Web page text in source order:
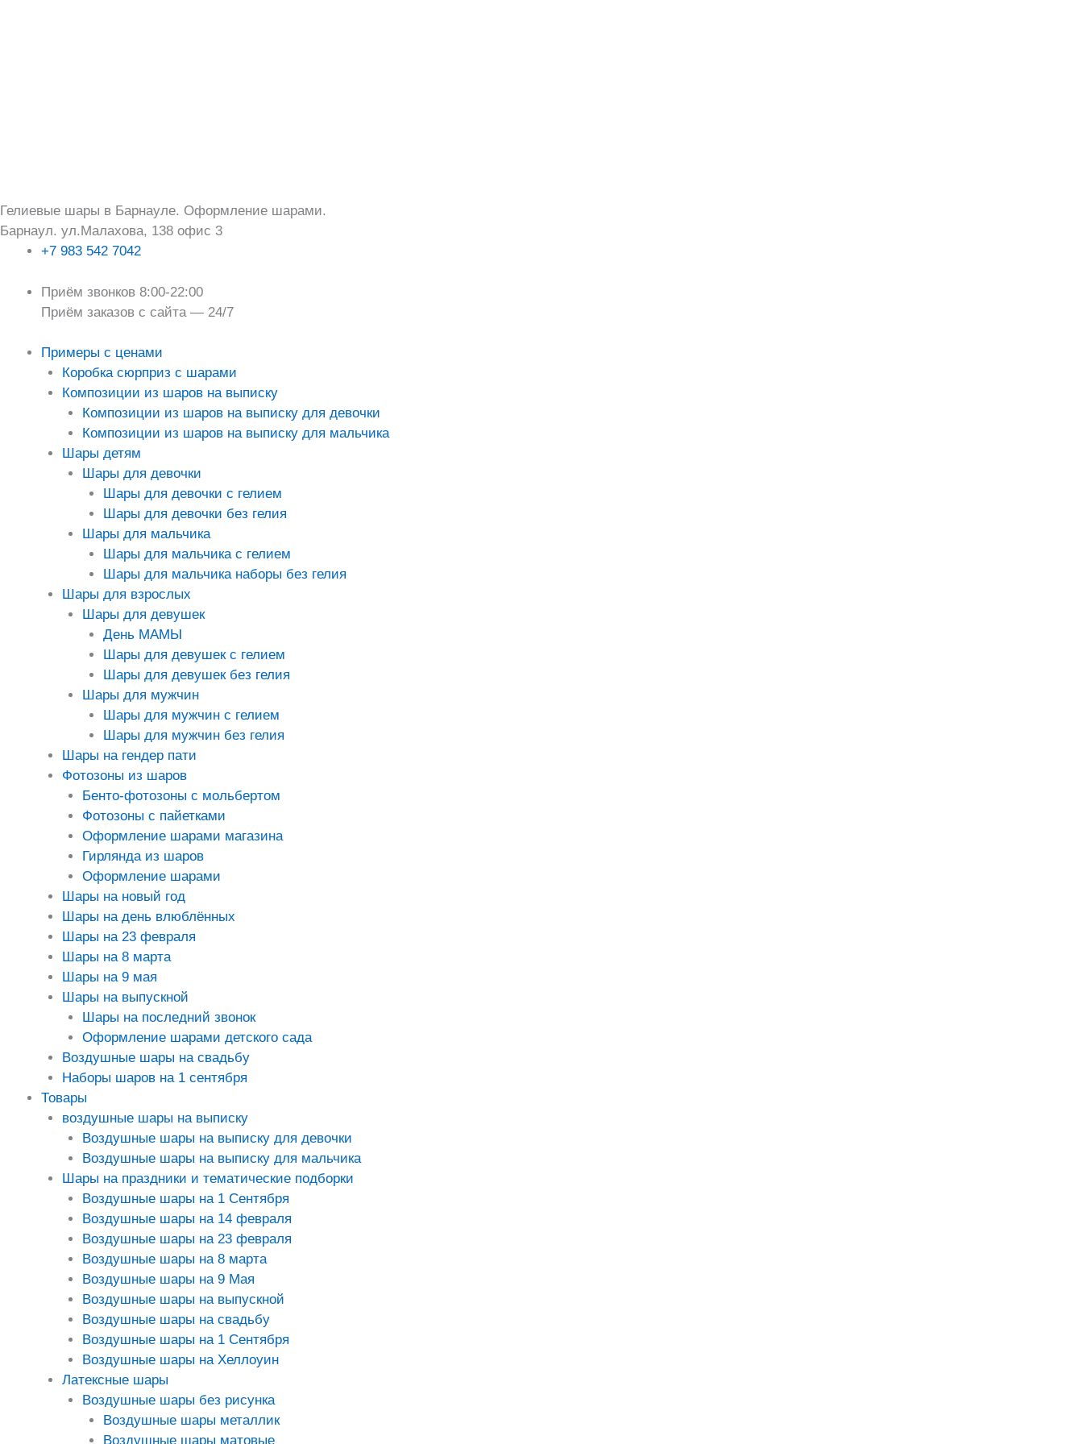
Гелиевые шары в Барнауле. Оформление шарами.
Барнаул. ул.Малахова, 138 офис 3
+7 983 542 7042
Приём звонков 8:00-22:00
Приём заказов с сайта — 24/7
Примеры с ценами
Коробка сюрприз с шарами
Композиции из шаров на выписку
Композиции из шаров на выписку для девочки
Композиции из шаров на выписку для мальчика
Шары детям
Шары для девочки
Шары для девочки с гелием
Шары для девочки без гелия
Шары для мальчика
Шары для мальчика с гелием
Шары для мальчика наборы без гелия
Шары для взрослых
Шары для девушек
День МАМЫ
Шары для девушек с гелием
Шары для девушек без гелия
Шары для мужчин
Шары для мужчин с гелием
Шары для мужчин без гелия
Шары на гендер пати
Фотозоны из шаров
Бенто-фотозоны с мольбертом
Фотозоны с пайетками
Оформление шарами магазина
Гирлянда из шаров
Оформление шарами
Шары на новый год
Шары на день влюблённых
Шары на 23 февраля
Шары на 8 марта
Шары на 9 мая
Шары на выпускной
Шары на последний звонок
Оформление шарами детского сада
Воздушные шары на свадьбу
Наборы шаров на 1 сентября
Товары
воздушные шары на выписку
Воздушные шары на выписку для девочки
Воздушные шары на выписку для мальчика
Шары на праздники и тематические подборки
Воздушные шары на 1 Сентября
Воздушные шары на 14 февраля
Воздушные шары на 23 февраля
Воздушные шары на 8 марта
Воздушные шары на 9 Мая
Воздушные шары на выпускной
Воздушные шары на свадьбу
Воздушные шары на 1 Сентября
Воздушные шары на Хеллоуин
Латексные шары
Воздушные шары без рисунка
Воздушные шары металлик
Воздушные шары матовые